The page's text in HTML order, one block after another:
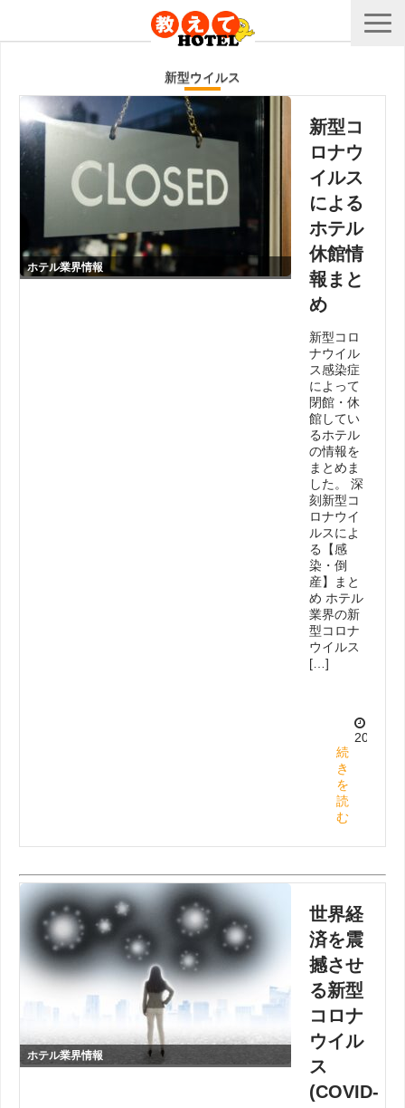
新型ウイルス
ホテル業界情報
新型コ
ロナウ
イルス
による
ホテル
休館情
報まと
め
新型コロ
ナウイル
ス感染症
によって
閉館・休
館してい
るホテル
の情報を
まとめま
した。 深
刻新型コ
ロナウイ
ルスによ
る【感
染・倒
産】まと
め ホテル
業界の新
型コロナ
ウイルス
[…]
続
き
を
読
む
ホテル業界情報
世界経
済を震
撼させ
る新型
コロナ
ウイル
ス
(COVID-